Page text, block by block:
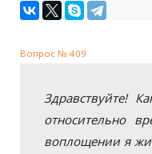
Вопрос № 409
Здравствуйте!
относительно
воплощении я